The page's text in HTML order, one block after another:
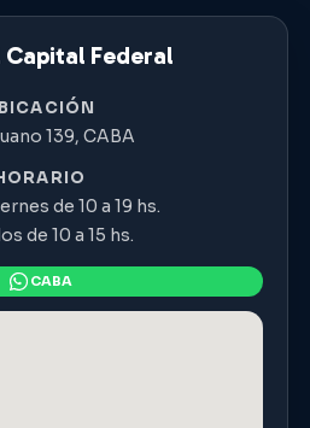
Capital Federal
139, CABA
de 10 a 19 hs.
de 10 a 15 hs.